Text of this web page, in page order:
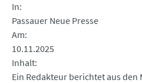
In
Passauer Neue Presse
Am
10.11.2025
Inhalt
Ein Redakteur berichtet aus den